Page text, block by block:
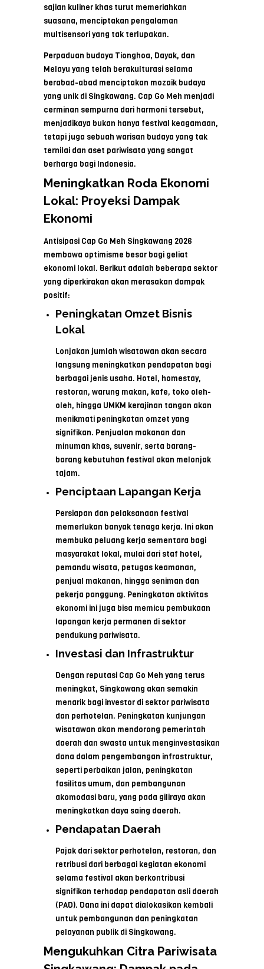
sajian kuliner khas turut memeriahkan
suasana, menciptakan pengalaman
multisensori yang tak terlupakan.
Perpaduan budaya Tionghoa, Dayak, dan
Melayu yang telah berakulturasi selama
berabad-abad menciptakan mozaik budaya
yang unik di Singkawang. Cap Go Meh menjadi
cerminan sempurna dari harmoni tersebut,
menjadikaya bukan hanya festival keagamaan,
tetapi juga sebuah warisan budaya yang tak
ternilai dan aset pariwisata yang sangat
berharga bagi Indonesia.
Meningkatkan Roda Ekonomi
Lokal: Proyeksi Dampak
Ekonomi
Antisipasi Cap Go Meh Singkawang 2026
membawa optimisme besar bagi geliat
ekonomi lokal. Berikut adalah beberapa sektor
yang diperkirakan akan merasakan dampak
positif:
Peningkatan Omzet Bisnis
Lokal
Lonjakan jumlah wisatawan akan secara
langsung meningkatkan pendapatan bagi
berbagai jenis usaha. Hotel, homestay,
restoran, warung makan, kafe, toko oleh-
oleh, hingga UMKM kerajinan tangan akan
menikmati peningkatan omzet yang
signifikan. Penjualan makanan dan
minuman khas, suvenir, serta barang-
barang kebutuhan festival akan melonjak
tajam.
Penciptaan Lapangan Kerja
Persiapan dan pelaksanaan festival
memerlukan banyak tenaga kerja. Ini akan
membuka peluang kerja sementara bagi
masyarakat lokal, mulai dari staf hotel,
pemandu wisata, petugas keamanan,
penjual makanan, hingga seniman dan
pekerja panggung. Peningkatan aktivitas
ekonomi ini juga bisa memicu pembukaan
lapangan kerja permanen di sektor
pendukung pariwisata.
Investasi dan Infrastruktur
Dengan reputasi Cap Go Meh yang terus
meningkat, Singkawang akan semakin
menarik bagi investor di sektor pariwisata
dan perhotelan. Peningkatan kunjungan
wisatawan akan mendorong pemerintah
daerah dan swasta untuk menginvestasikan
dana dalam pengembangan infrastruktur,
seperti perbaikan jalan, peningkatan
fasilitas umum, dan pembangunan
akomodasi baru, yang pada giliraya akan
meningkatkan daya saing daerah.
Pendapatan Daerah
Pajak dari sektor perhotelan, restoran, dan
retribusi dari berbagai kegiatan ekonomi
selama festival akan berkontribusi
signifikan terhadap pendapatan asli daerah
(PAD). Dana ini dapat dialokasikan kembali
untuk pembangunan dan peningkatan
pelayanan publik di Singkawang.
Mengukuhkan Citra Pariwisata